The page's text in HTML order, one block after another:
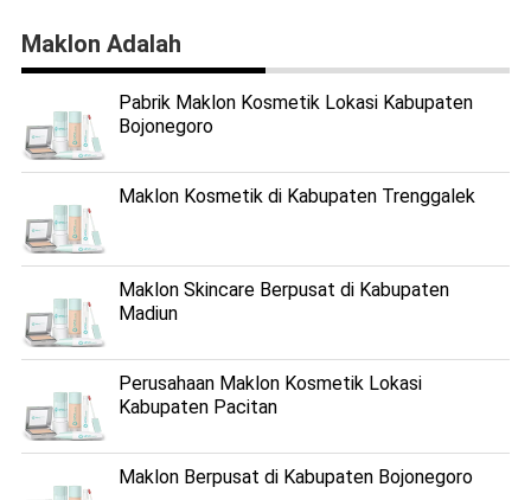
Maklon Adalah
Pabrik Maklon Kosmetik Lokasi Kabupaten
Bojonegoro
Maklon Kosmetik di Kabupaten Trenggalek
Maklon Skincare Berpusat di Kabupaten
Madiun
Perusahaan Maklon Kosmetik Lokasi
Kabupaten Pacitan
Maklon Berpusat di Kabupaten Bojonegoro